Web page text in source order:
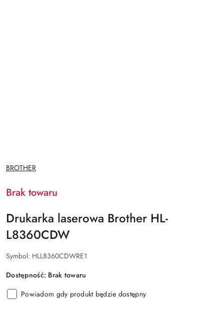
NAZWA
PRODUCENTA:
BROTHER
Brak towaru
Drukarka laserowa Brother HL-
L8360CDW
Symbol: HLL8360CDWRE1
Dostępność: Brak towaru
Powiadom gdy produkt będzie dostępny